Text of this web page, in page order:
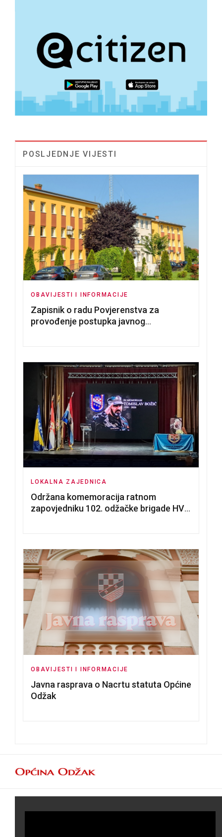
POSLJEDNJE VIJESTI
OBAVIJESTI I INFORMACIJE
Zapisnik o radu Povjerenstva za
provođenje postupka javnog
LOKALNA ZAJEDNICA
Održana komemoracija ratnom
zapovjedniku 102. odžačke brigade HVO
OBAVIJESTI I INFORMACIJE
Javna rasprava o Nacrtu statuta Općine
Odžak